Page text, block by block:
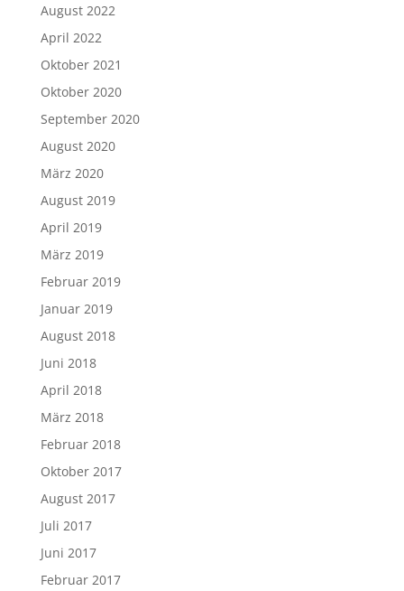
August 2022
April 2022
Oktober 2021
Oktober 2020
September 2020
August 2020
März 2020
August 2019
April 2019
März 2019
Februar 2019
Januar 2019
August 2018
Juni 2018
April 2018
März 2018
Februar 2018
Oktober 2017
August 2017
Juli 2017
Juni 2017
Februar 2017